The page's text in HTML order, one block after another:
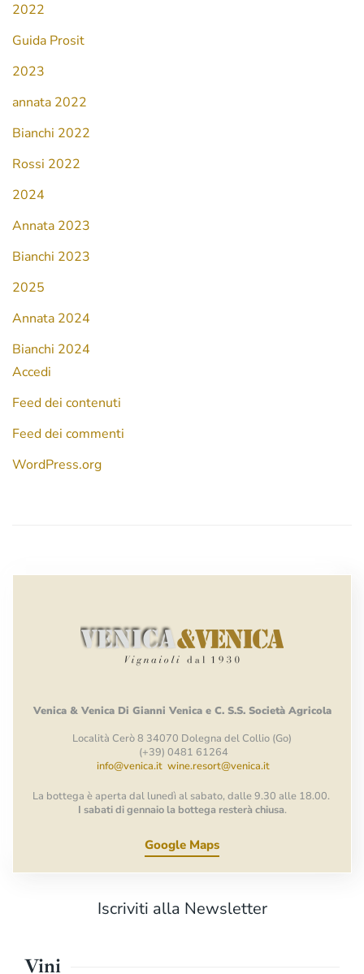
2022
Guida Prosit
2023
annata 2022
Bianchi 2022
Rossi 2022
2024
Annata 2023
Bianchi 2023
2025
Annata 2024
Bianchi 2024
Accedi
Feed dei contenuti
Feed dei commenti
WordPress.org
Venica & Venica Di Gianni Venica e C. S.S. Società Agricola
Località Cerò 8 34070 Dolegna del Collio (Go)
(+39) 0481 61264
info@venica.it wine.resort@venica.it
La bottega è aperta dal lunedì al sabato, dalle 9.30 alle 18.00.
I sabati di gennaio la bottega resterà chiusa.
Google Maps
Iscriviti alla Newsletter
Vini